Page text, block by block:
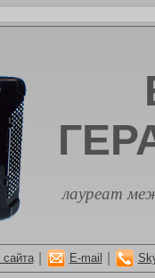
лауреат
сайта E-mail